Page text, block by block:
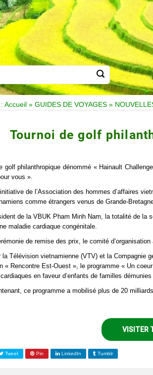
Accueil » GUIDES DE VOYAGES »
Tournoi de golf
golf philanthropique dénommé « Hainault
vous ».
de l’Association des hommes d’affaires
comme étrangers venus de Grande-
de la VBUK Pham Minh Nam, la totalité de la
maladie cardiaque congénitale.
de remise des prix, le comité
la Télévision vietnamienne (VTV) et la Compagnie
« Rencontre Est-Ouest », le programme « Un
cardiaques en faveur d’enfants de familles
ce programme a mobilisé plus de 20
VISITER
Tweet Pin LinkedIn Tumblr